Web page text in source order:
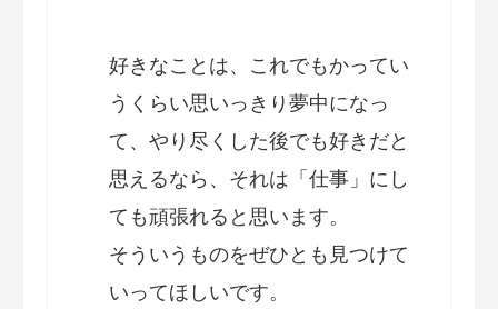
好きなことは、これでもかってい
うくらい思いっきり夢中になっ
て、やり尽くした後でも好きだと
思えるなら、それは「仕事」にし
ても頑張れると思います。
そういうものをぜひとも見つけて
いってほしいです。